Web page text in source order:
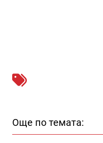
Още по темата: